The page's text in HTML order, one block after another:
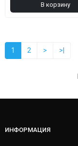
В корзину
1 2 > >|
ИНФОРМАЦИЯ